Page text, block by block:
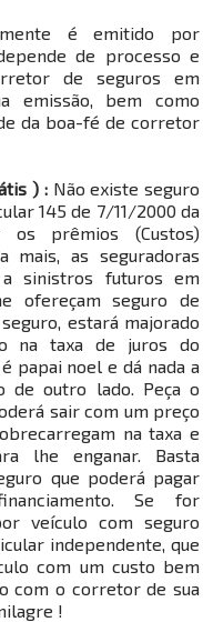
é emitido por
de processo e
de seguros em
emissão, bem como
da boa-fé de corretor
) :Não existe seguro
145 de 7/11/2000 da
os prêmios (Custos)
mais, as seguradoras
sinistros futuros em
ofereçam seguro de
estará majorado
na taxa de juros do
papai noel e dá nada a
de outro lado. Peça o
sair com um preço
na taxa e
lhe enganar. Basta
que poderá pagar
Se for
veículo com seguro
independente, que
com um custo bem
com o corretor de sua
!